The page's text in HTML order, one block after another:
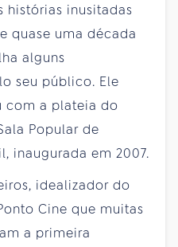
histórias inusitadas
quase uma década
alguns
seu público. Ele
com a plateia do
Popular de
inaugurada em 2007.
idealizador do
Cine que muitas
a primeira